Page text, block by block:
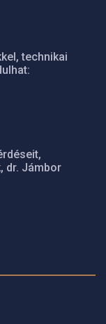
technikai
dr. Jámbor